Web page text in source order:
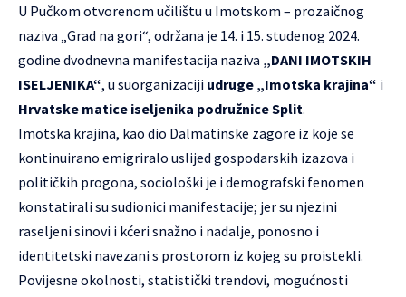
U Pučkom otvorenom učilištu u Imotskom – prozaičnog
naziva „Grad na gori“, održana je 14. i 15. studenog 2024.
godine dvodnevna manifestacija naziva „DANI IMOTSKIH
ISELJENIKA“, u suorganizaciji udruge „Imotska krajina“ i
Hrvatske matice iseljenika podružnice Split.
Imotska krajina, kao dio Dalmatinske zagore iz koje se
kontinuirano emigriralo uslijed gospodarskih izazova i
političkih progona, sociološki je i demografski fenomen
konstatirali su sudionici manifestacije; jer su njezini
raseljeni sinovi i kćeri snažno i nadalje, ponosno i
identitetski navezani s prostorom iz kojeg su proistekli.
Povijesne okolnosti, statistički trendovi, mogućnosti